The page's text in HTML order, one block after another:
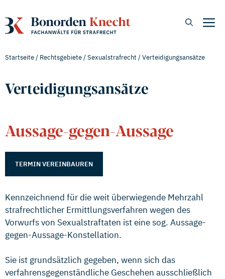
Inhalt
springen
Startseite/ Rechtsgebiete/Sexualstrafrecht /Verteidigungsansätze
Verteidigungsansätze
Aussage-gegen-Aussage
TERMIN VEREINBAUREN
Kennzeichnend für die weit überwiegende Mehrzahl
strafrechtlicher Ermittlungsverfahren wegen des
Vorwurfs von Sexualstraftaten ist eine sog. Aussage-
gegen-Aussage-Konstellation.
Sie ist grundsätzlich gegeben, wenn sich das
verfahrensgegenständliche Geschehen ausschließlich